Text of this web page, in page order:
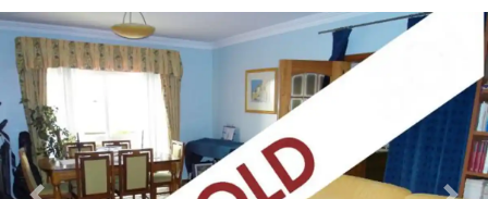
nos
Termos
e
Condições
Testemunhos